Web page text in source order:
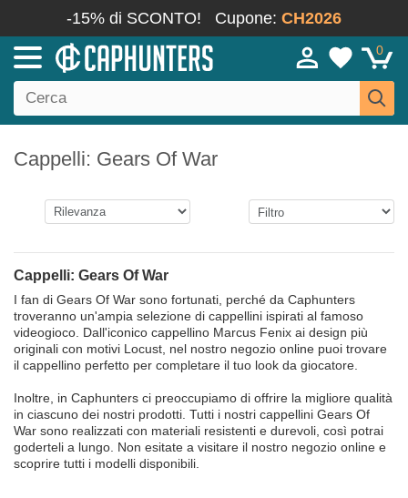
-15% di SCONTO! Cupone: CH2026
0
Cappelli: Gears Of War
Cappelli: Gears Of War
I fan di Gears Of War sono fortunati, perché da Caphunters
troveranno un'ampia selezione di cappellini ispirati al famoso
videogioco. Dall'iconico cappellino Marcus Fenix ai design più
originali con motivi Locust, nel nostro negozio online puoi trovare
il cappellino perfetto per completare il tuo look da giocatore.
Inoltre, in Caphunters ci preoccupiamo di offrire la migliore qualità
in ciascuno dei nostri prodotti. Tutti i nostri cappellini Gears Of
War sono realizzati con materiali resistenti e durevoli, così potrai
goderteli a lungo. Non esitate a visitare il nostro negozio online e
scoprire tutti i modelli disponibili.